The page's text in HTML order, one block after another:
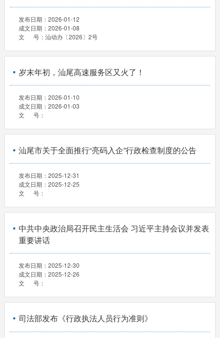
发布日期： 2026-01-12
成文日期： 2026-01-08
文 号： 汕动办〔2026〕2号
岁末年初，汕尾高速服务区又火了！
发布日期： 2026-01-10
成文日期： 2026-01-03
文 号：
汕尾市关于全面推行“亮码入企”行政检查制度的公告
发布日期： 2025-12-31
成文日期： 2025-12-25
文 号：
中共中央政治局召开民主生活会 习近平主持会议并发表
重要讲话
发布日期： 2025-12-30
成文日期： 2025-12-26
文 号：
司法部发布《行政执法人员行为准则》